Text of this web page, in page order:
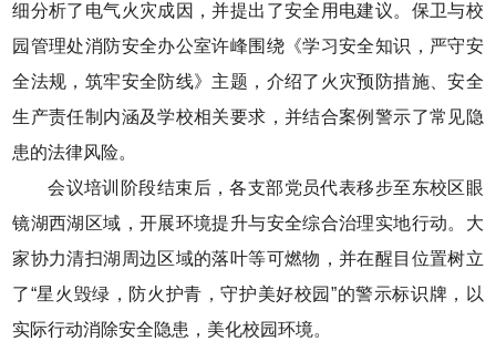
细分析了电气火灾成因，并提出了安全用电建议。保卫与校
园管理处消防安全办公室许峰围绕《学习安全知识，严守安
全法规，筑牢安全防线》主题，介绍了火灾预防措施、安全
生产责任制内涵及学校相关要求，并结合案例警示了常见隐
患的法律风险。
会议培训阶段结束后，各支部党员代表移步至东校区眼
镜湖西湖区域，开展环境提升与安全综合治理实地行动。大
家协力清扫湖周边区域的落叶等可燃物，并在醒目位置树立
了“星火毁绿，防火护青，守护美好校园”的警示标识牌，以
实际行动消除安全隐患，美化校园环境。